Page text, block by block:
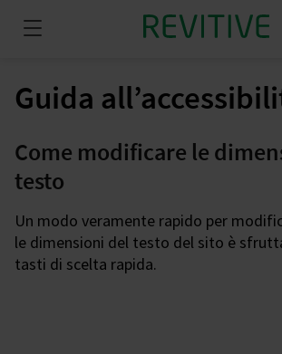
Guida
Come modificare le
testo
Un modo veramente rapido per
le dimensioni del testo del sito è
tasti di scelta rapida.